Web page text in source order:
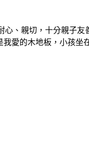
、親切，十分親子
愛的木地板，小孩